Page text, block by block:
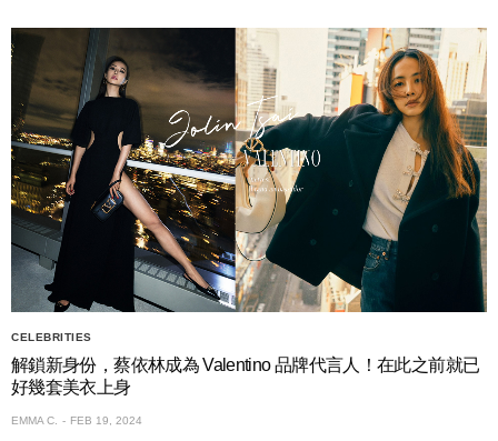
CELEBRITIES
解鎖新身份，蔡依林成為 Valentino 品牌代言人！在此之前就已
好幾套美衣上身
EMMA C. FEB 19, 2024